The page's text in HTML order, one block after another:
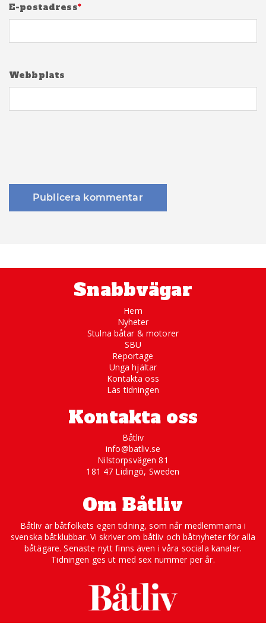
E-postadress*
Webbplats
Snabbvägar
Hem
Nyheter
Stulna båtar & motorer
SBU
Reportage
Unga hjältar
Kontakta oss
Läs tidningen
Kontakta oss
Båtliv
info@batliv.se
Nilstorpsvägen 81
181 47 Lidingö, Sweden
Om Båtliv
Båtliv är båtfolkets egen tidning, som når medlemmarna i
svenska båtklubbar. Vi skriver om båtliv och båtnyheter för alla
båtägare. Senaste nytt finns även i våra sociala kanaler.
Tidningen ges ut med sex nummer per år.